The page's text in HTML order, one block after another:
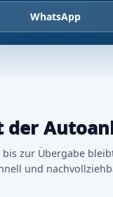
WhatsApp
der
zur Übergabe
und